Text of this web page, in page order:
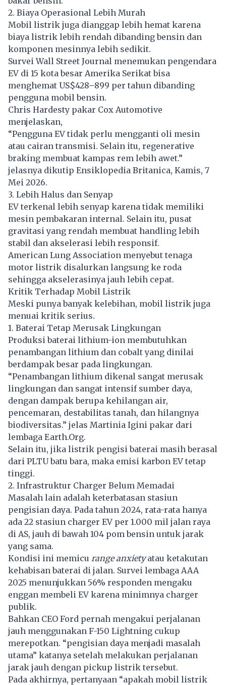
2. Biaya Operasional Lebih Murah
Mobil listrik juga dianggap lebih hemat karena
biaya listrik lebih rendah dibanding bensin dan
komponen mesinnya lebih sedikit.
Survei Wall Street Journal menemukan pengendara
EV di 15 kota besar Amerika Serikat bisa
menghemat US$428–899 per tahun dibanding
pengguna mobil bensin.
Chris Hardesty pakar Cox Automotive
menjelaskan,
“Pengguna EV tidak perlu mengganti oli mesin
atau cairan transmisi. Selain itu, regenerative
braking membuat kampas rem lebih awet.”
jelasnya dikutip Ensiklopedia Britanica, Kamis, 7
Mei 2026.
3. Lebih Halus dan Senyap
EV terkenal lebih senyap karena tidak memiliki
mesin pembakaran internal. Selain itu, pusat
gravitasi yang rendah membuat handling lebih
stabil dan akselerasi lebih responsif.
American Lung Association menyebut tenaga
motor listrik disalurkan langsung ke roda
sehingga akselerasinya jauh lebih cepat.
Kritik Terhadap Mobil Listrik
Meski punya banyak kelebihan, mobil listrik juga
menuai kritik serius.
1. Baterai Tetap Merusak Lingkungan
Produksi baterai lithium-ion membutuhkan
penambangan lithium dan cobalt yang dinilai
berdampak besar pada lingkungan.
“Penambangan lithium dikenal sangat merusak
lingkungan dan sangat intensif sumber daya,
dengan dampak berupa kehilangan air,
pencemaran, destabilitas tanah, dan hilangnya
biodiversitas.” jelas Martinia Igini pakar dari
lembaga Earth.Org.
Selain itu, jika listrik pengisi baterai masih berasal
dari PLTU batu bara, maka emisi karbon EV tetap
tinggi.
2. Infrastruktur Charger Belum Memadai
Masalah lain adalah keterbatasan stasiun
pengisian daya. Pada tahun 2024, rata-rata hanya
ada 22 stasiun charger EV per 1.000 mil jalan raya
di AS, jauh di bawah 104 pom bensin untuk jarak
yang sama.
Kondisi ini memicu range anxietyatau ketakutan
kehabisan baterai di jalan. Survei lembaga AAA
2025 menunjukkan 56% responden mengaku
enggan membeli EV karena minimnya charger
publik.
Bahkan CEO Ford pernah mengakui perjalanan
jauh menggunakan F-150 Lightning cukup
merepotkan. “pengisian daya menjadi masalah
utama” katanya setelah melakukan perjalanan
jarak jauh dengan pickup listrik tersebut.
Pada akhirnya, pertanyaan “apakah mobil listrik